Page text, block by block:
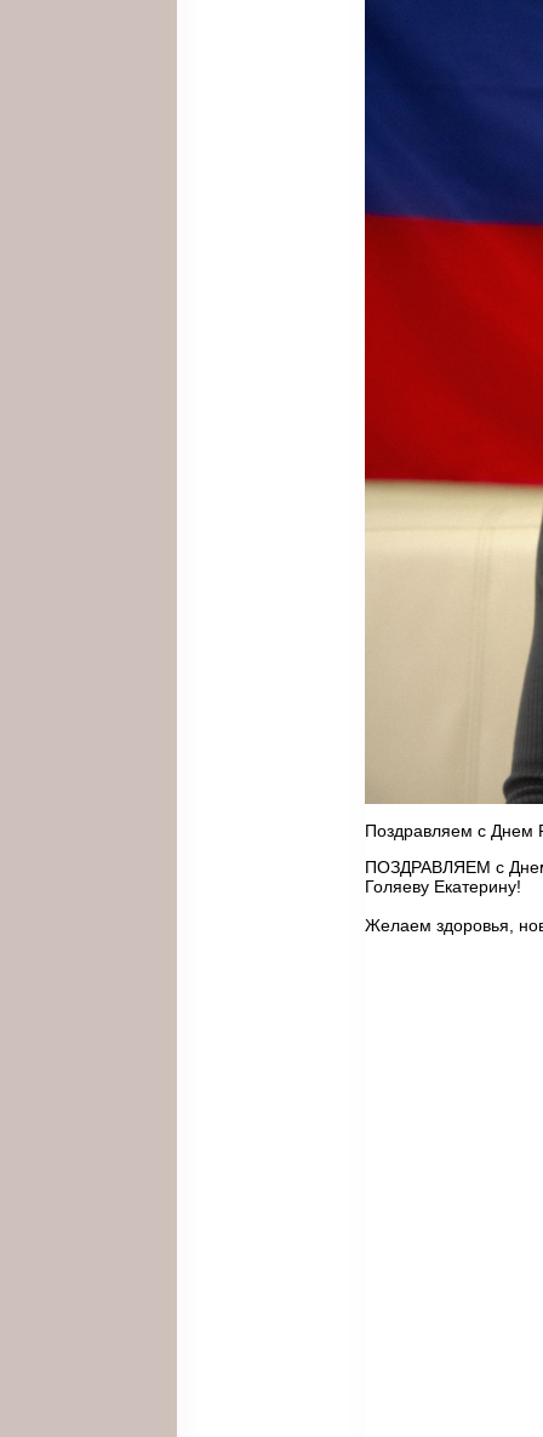
Поздравляем с Днем
ПОЗДРАВЛЯЕМ с Днем
Голяеву Екатерину!
Желаем здоровья,